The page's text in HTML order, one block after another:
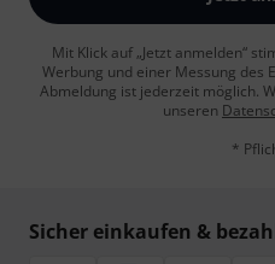
Mit Klick auf „Jetzt anmelden“
Werbung und einer Messung des
Abmeldung ist jederzeit möglich.
unseren
*
Sicher einkaufen &